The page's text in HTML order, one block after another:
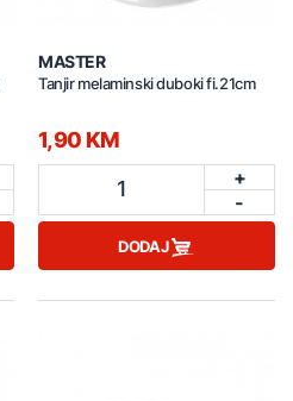
MASTER
Tanjir melaminski duboki fi.21cm
1,90 KM
1
+
-
DODAJ